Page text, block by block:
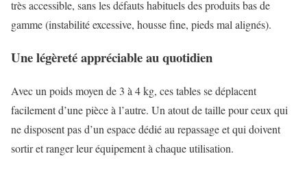
très accessible, sans les défauts habituels des produits bas de
gamme (instabilité excessive, housse fine, pieds mal alignés).
Une légèreté appréciable au quotidien
Avec un poids moyen de 3 à 4 kg, ces tables se déplacent
facilement d’une pièce à l’autre. Un atout de taille pour ceux qui
ne disposent pas d’un espace dédié au repassage et qui doivent
sortir et ranger leur équipement à chaque utilisation.